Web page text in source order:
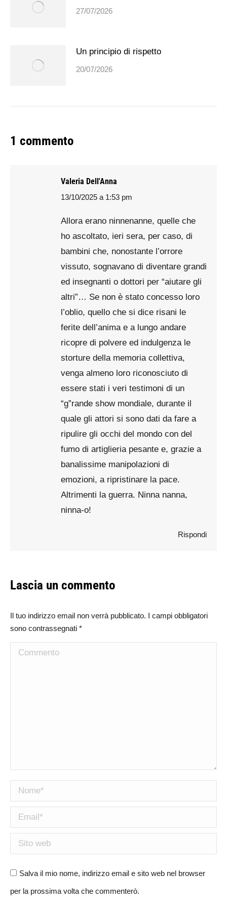
27/07/2026
Un principio di rispetto
20/07/2026
1 commento
Valeria Dell'Anna
says:
13/10/2025 a 1:53 pm
Allora erano ninnenanne, quelle che
ho ascoltato, ieri sera, per caso, di
bambini che, nonostante l’orrore
vissuto, sognavano di diventare grandi
ed insegnanti o dottori per “aiutare gli
altri”… Se non è stato concesso loro
l’oblio, quello che si dice risani le
ferite dell’anima e a lungo andare
ricopre di polvere ed indulgenza le
storture della memoria collettiva,
venga almeno loro riconosciuto di
essere stati i veri testimoni di un
“g”rande show mondiale, durante il
quale gli attori si sono dati da fare a
ripulire gli occhi del mondo con del
fumo di artiglieria pesante e, grazie a
banalissime manipolazioni di
emozioni, a ripristinare la pace.
Altrimenti la guerra. Ninna nanna,
ninna-o!
Rispondi
Lascia un commento
Il tuo indirizzo email non verrà pubblicato. I campi obbligatori
sono contrassegnati *
Commento
Nome *
Email *
Sito web
Salva il mio nome, indirizzo email e sito web nel browser
per la prossima volta che commenterò.